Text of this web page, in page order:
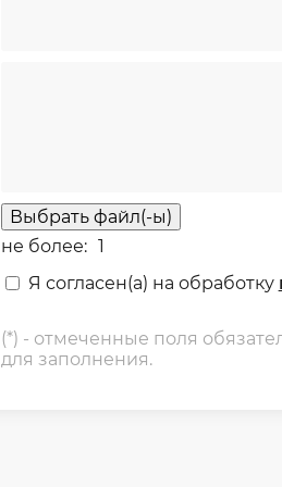
Выбрать файл(-ы)
не более: 1
Я согласен(а) на обработку
(*) - отмеченные поля
для заполнения.